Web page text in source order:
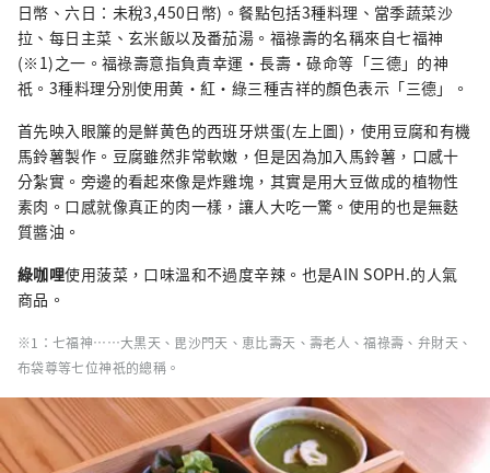
日幣、六日：未稅3,450日幣)。餐點包括3種料理、當季蔬菜沙
拉、每日主菜、玄米飯以及番茄湯。福祿壽的名稱來自七福神
(※1)之一。福祿壽意指負責幸運・長壽・碌命等「三德」的神
祇。3種料理分別使用黄・紅・綠三種吉祥的顏色表示「三德」。
首先映入眼簾的是鮮黄色的西班牙烘蛋(左上圖)，使用豆腐和有機
馬鈴薯製作。豆腐雖然非常軟嫩，但是因為加入馬鈴薯，口感十
分紮實。旁邊的看起來像是炸雞塊，其實是用大豆做成的植物性
素肉。口感就像真正的肉一樣，讓人大吃一驚。使用的也是無麩
質醬油。
綠咖哩使用菠菜，口味溫和不過度辛辣。也是AIN SOPH.的人氣
商品。
※1：七福神……大黒天、毘沙門天、恵比壽天、壽老人、福祿壽、弁財天、
布袋尊等七位神祇的總稱。